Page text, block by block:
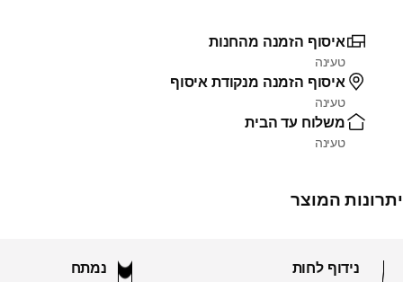
איסוף הזמנה מהחנות
טעינה
איסוף הזמנה מנקודת איסוף
טעינה
משלוח עד הבית
טעינה
יתרונות המוצר
נידוף לחות נמתח